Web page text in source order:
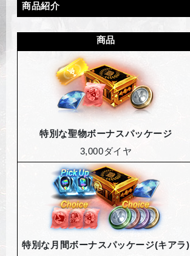
商品紹介
商品
特別な聖物ボーナスパッケージ
3,000ダイヤ
特別な月間ボーナスパッケージ(キアラ)